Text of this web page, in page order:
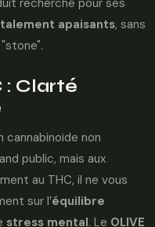
apaisants, sans
: Clarté
cannabinoïde non
public, mais aux
au THC, il ne vous
sur l’équilibre
stress mental. Le OLIVE